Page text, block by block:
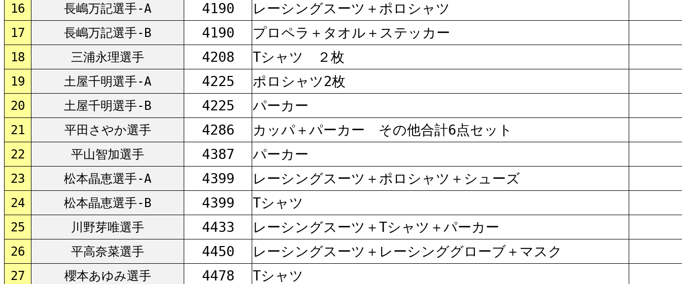
16 長嶋万記選手-A 4190 レーシングスーツ＋ポロシャツ
17 長嶋万記選手-B 4190 プロペラ＋タオル＋ステッカー
18 三浦永理選手 4208 Tシャツ ２枚
19 土屋千明選手-A 4225 ポロシャツ2枚
20 土屋千明選手-B 4225 パーカー
21 平田さやか選手 4286 カッパ＋パーカー その他合計6点セット
22 平山智加選手 4387 パーカー
23 松本晶恵選手-A 4399 レーシングスーツ＋ポロシャツ＋シューズ
24 松本晶恵選手-B 4399 Tシャツ
25 川野芽唯選手 4433 レーシングスーツ＋Tシャツ＋パーカー
26 平高奈菜選手 4450 レーシングスーツ＋レーシンググローブ＋マスク
27 櫻本あゆみ選手 4478 Tシャツ